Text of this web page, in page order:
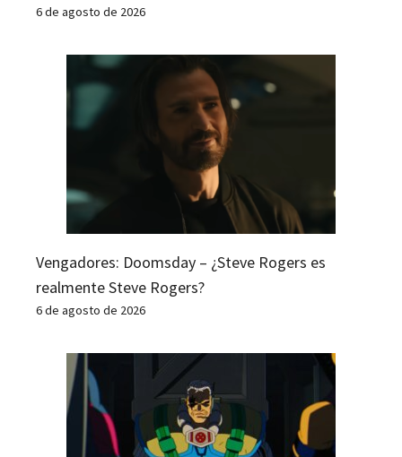
6 de agosto de 2026
Vengadores: Doomsday – ¿Steve Rogers es
realmente Steve Rogers?
6 de agosto de 2026